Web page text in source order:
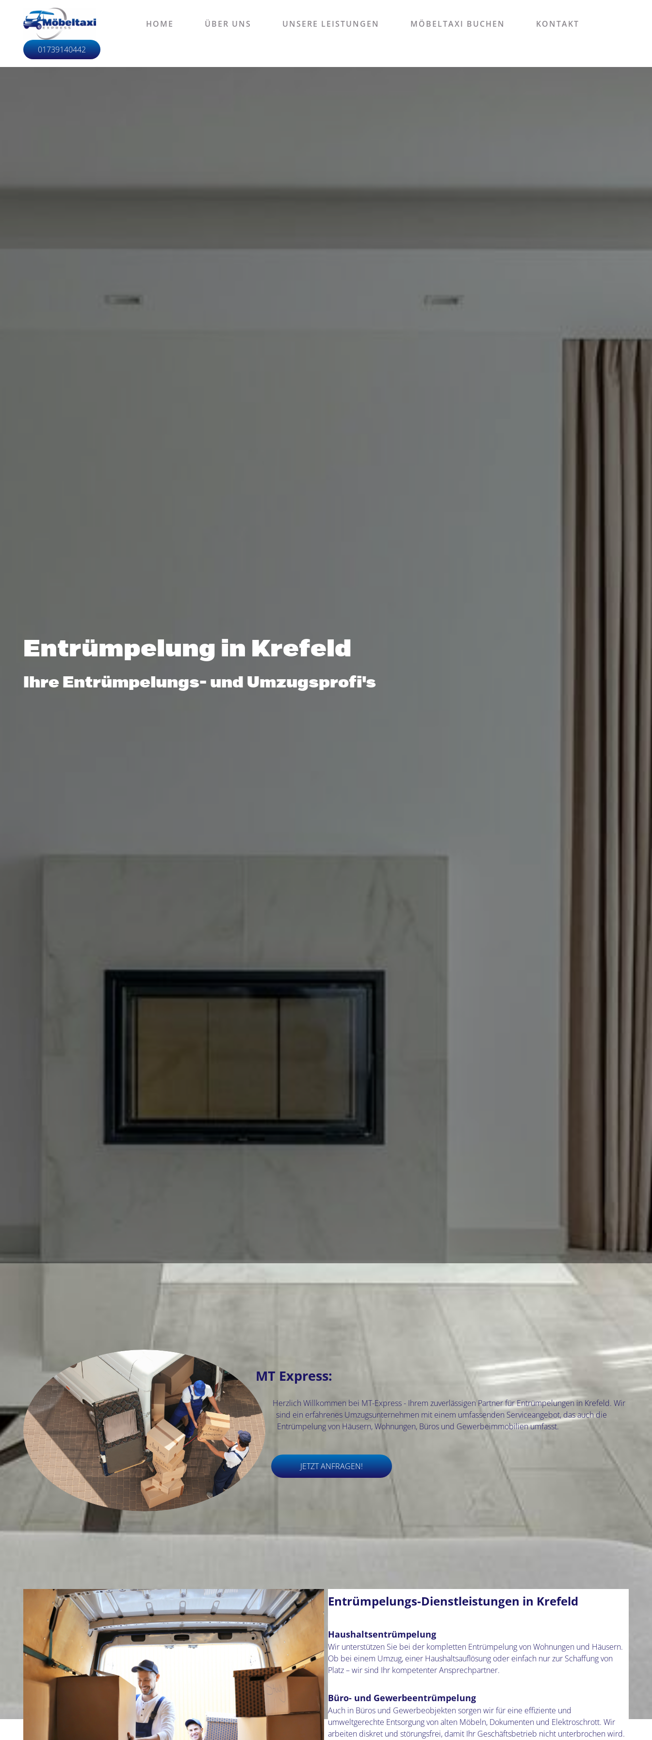
HOME ÜBER UNS UNSERE LEISTUNGEN MÖBELTAXI BUCHEN KONTAKT
01739140442
Entrümpelung in Krefeld
Ihre Entrümpelungs- und Umzugsprofi's
Entrümpelung in Krefeld - Professionell und Zuverlässig mit MT-Express
MT Express:
Herzlich Willkommen bei MT-Express - Ihrem zuverlässigen Partner für Entrümpelungen in Krefeld. Wir
sind ein erfahrenes Umzugsunternehmen mit einem umfassenden Serviceangebot, das auch die
Entrümpelung von Häusern, Wohnungen, Büros und Gewerbeimmobilien umfasst.
JETZT ANFRAGEN!
Entrümpelungs-Dienstleistungen in Krefeld
Haushaltsentrümpelung
Wir unterstützen Sie bei der kompletten Entrümpelung von Wohnungen und Häusern.
Ob bei einem Umzug, einer Haushaltsauflösung oder einfach nur zur Schaffung von
Platz – wir sind Ihr kompetenter Ansprechpartner.
Büro- und Gewerbeentrümpelung
Auch in Büros und Gewerbeobjekten sorgen wir für eine effiziente und
umweltgerechte Entsorgung von alten Möbeln, Dokumenten und Elektroschrott. Wir
arbeiten diskret und störungsfrei, damit Ihr Geschäftsbetrieb nicht unterbrochen wird.